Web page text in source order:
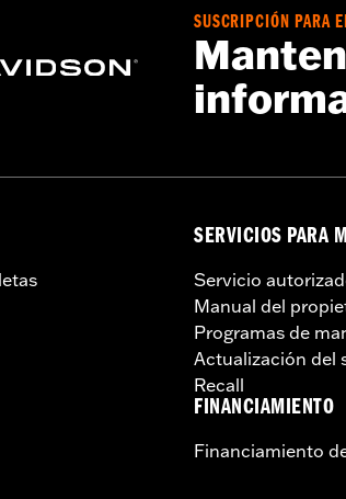
www.h-d.com/warranty for full
SUSCRIPCIÓN PARA
SERVICIOS PARA
Servicio
Manual del
Programas de
Actualización del
Recall
FINANCIAMIENTO
Financiamiento